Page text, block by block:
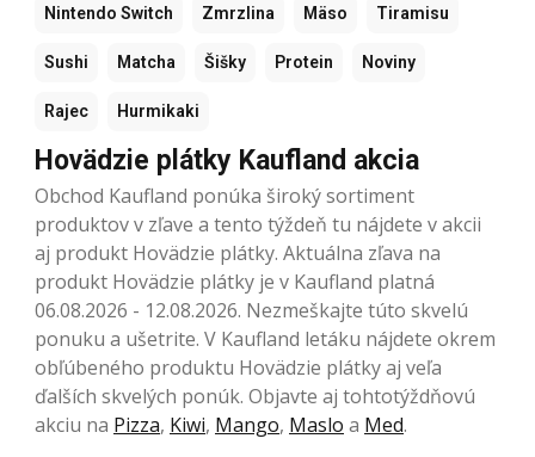
Nintendo Switch Zmrzlina Mäso Tiramisu
Sushi Matcha Šišky Protein Noviny
Rajec Hurmikaki
Hovädzie plátky Kaufland akcia
Obchod Kaufland ponúka široký sortiment
produktov v zľave a tento týždeň tu nájdete v akcii
aj produkt Hovädzie plátky. Aktuálna zľava na
produkt Hovädzie plátky je v Kaufland platná
06.08.2026 - 12.08.2026. Nezmeškajte túto skvelú
ponuku a ušetrite. V Kaufland letáku nájdete okrem
obľúbeného produktu Hovädzie plátky aj veľa
ďalších skvelých ponúk. Objavte aj tohtotýždňovú
akciu na Pizza, Kiwi, Mango, Maslo a Med.